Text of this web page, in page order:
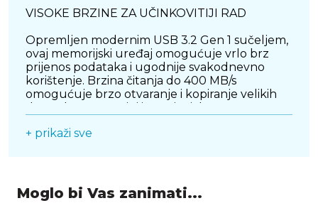
VISOKE BRZINE ZA UČINKOVITIJI RAD
Opremljen modernim USB 3.2 Gen 1 sučeljem,
ovaj memorijski uređaj omogućuje vrlo brz
prijenos podataka i ugodnije svakodnevno
korištenje. Brzina čitanja do 400 MB/s
omogućuje brzo otvaranje i kopiranje velikih
rezolucije, videozapisima, prezentacijama i
VELIKI KAPACITET ZA SVE VAŽNE DATOTEKE
+ prikaži sve
Moglo bi Vas zanimati...